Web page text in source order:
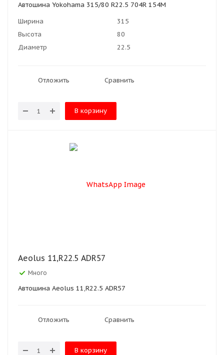
Автошина Yokohama 315/80 R22.5 704R 154M
Ширина
315
Высота
80
Диаметр
22.5
Отложить Сравнить
В корзину
Aeolus 11,R22.5 ADR57
Много
Автошина Aeolus 11,R22.5 ADR57
Отложить Сравнить
В корзину